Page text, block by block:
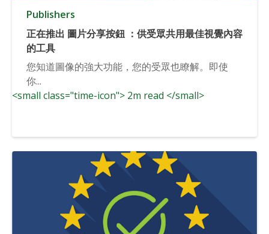
Publishers
正在推出 圖片分享按鈕 ：供受眾共用最佳視覺內容
的工具
您知道圖像的強大功能，您的受眾也瞭解。即使
你...
<small class="time-icon"> 2m read </small>